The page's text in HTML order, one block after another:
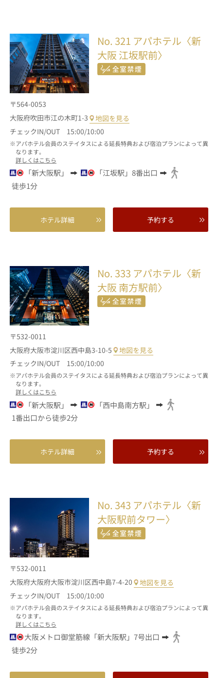
No. 321 アパホテル〈新
大阪 江坂駅前〉
〒564-0053
大阪府吹田市江の木町1-3
地図を見る
チェックIN/OUT 15:00/10:00
アパホテル会員のステイタスによる延長特典および宿泊プランによって異
なります。
詳しくはこちら
「新大阪駅」
「江坂駅」8番出口
徒歩1分
ホテル詳細 予約する
No. 333 アパホテル〈新
大阪 南方駅前〉
〒532-0011
大阪府大阪市淀川区西中島3-10-5
地図を見る
チェックIN/OUT 15:00/10:00
アパホテル会員のステイタスによる延長特典および宿泊プランによって異
なります。
詳しくはこちら
「新大阪駅」
「西中島南方駅」
1番出口から徒歩2分
ホテル詳細 予約する
No. 343 アパホテル〈新
大阪駅前タワー〉
〒532-0011
大阪府大阪府大阪市淀川区西中島7-4-20
地図を見る
チェックIN/OUT 15:00/10:00
アパホテル会員のステイタスによる延長特典および宿泊プランによって異
なります。
詳しくはこちら
大阪メトロ御堂筋線「新大阪駅」7号出口
徒歩2分